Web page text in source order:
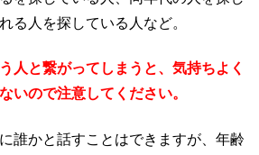
る人を探している人など。
人と繋がってしまうと、気持ちよく
いので注意してください。
誰かと話すことはできますが、年齢